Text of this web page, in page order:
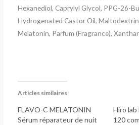
Hexanediol, Caprylyl Glycol, PPG-26-
Hydrogenated Castor Oil,
Melatonin, Parfum (Fragrance),
Articles similaires
FLAVO-C MELATONIN
Sérum réparateur de nuit
Hiro lab
120